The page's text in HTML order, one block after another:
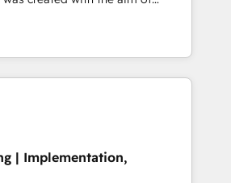
of the project's success.
at the center by
capable of integrating
We offer the best
the market, ranging from CRM
to online and offline sales
to optimize processes and meet
of Impresoft
| Implementation,